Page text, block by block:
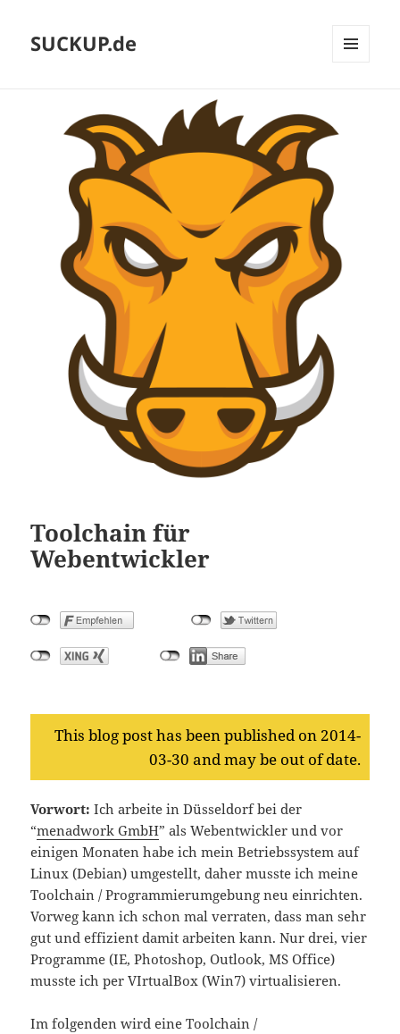
SUCKUP.de
Toolchain für
Webentwickler
This blog post has been published on 2014-
03-30 and may be out of date.
Vorwort: Ich arbeite in Düsseldorf bei der
“menadwork GmbH” als Webentwickler und vor
einigen Monaten habe ich mein Betriebssystem auf
Linux (Debian) umgestellt, daher musste ich meine
Toolchain / Programmierumgebung neu einrichten.
Vorweg kann ich schon mal verraten, dass man sehr
gut und effizient damit arbeiten kann. Nur drei, vier
Programme (IE, Photoshop, Outlook, MS Office)
musste ich per VIrtualBox (Win7) virtualisieren.
Im folgenden wird eine Toolchain /